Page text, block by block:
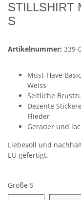
STILLSHIRT
S
Artikelnummer: 339-
Must-Have
Weiss
Seitliche
Dezente
Flieder
Gerader und
Liebevoll und
EU gefertigt.
Größe S